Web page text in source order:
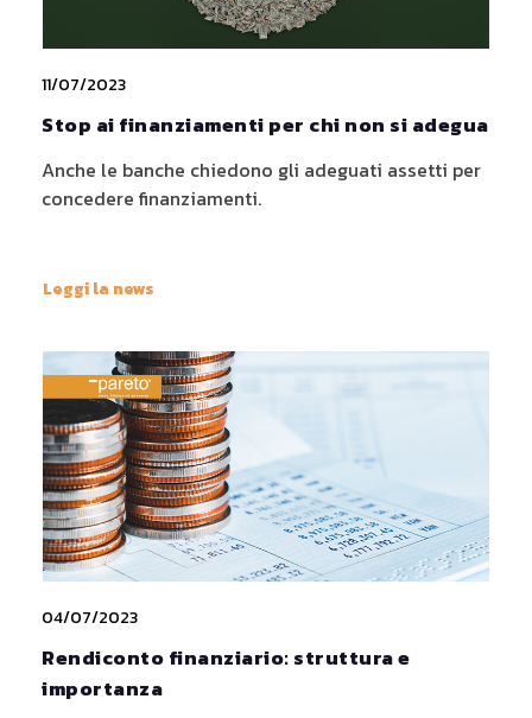
11/07/2023
Stop ai finanziamenti per chi non si adegua
Anche le banche chiedono gli adeguati assetti per
concedere finanziamenti.
Leggi la news
04/07/2023
Rendiconto finanziario: struttura e
importanza